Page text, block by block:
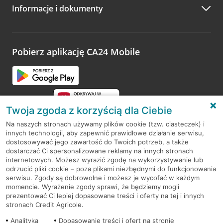
Zachęcamy do podzielenia się z nami opinią o wizycie.
opinie.
Informacje i dokumenty
Pobierz aplikację CA24 Mobile
RODO
Regulamin serwisu
Mapa serwisu
PolitykaCookies
Twoja zgoda z korzyścią dla Ciebie
Na naszych stronach używamy plików cookie (tzw. ciasteczek) i
innych technologii, aby zapewnić prawidłowe działanie serwisu,
dostosowywać jego zawartość do Twoich potrzeb, a także
dostarczać Ci spersonalizowane reklamy na innych stronach
internetowych. Możesz wyrazić zgodę na wykorzystywanie lub
odrzucić pliki cookie – poza plikami niezbędnymi do funkcjonowania
serwisu. Zgody są dobrowolne i możesz je wycofać w każdym
momencie. Wyrażenie zgody sprawi, że będziemy mogli
prezentować Ci lepiej dopasowane treści i oferty na tej i innych
stronach Credit Agricole.
Analityka
Dopasowanie treści i ofert na stronie